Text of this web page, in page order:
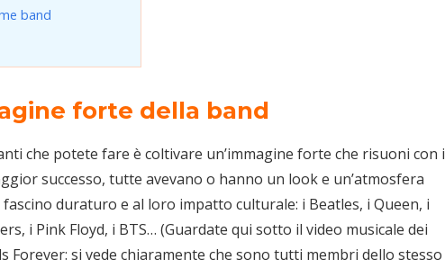
band
forte della band
che potete fare è coltivare un’immagine forte che risuoni con i
successo, tutte avevano o hanno un look e un’atmosfera
duraturo e al loro impatto culturale: i Beatles, i Queen, i
i Pink Floyd, i BTS… (Guardate qui sotto il video musicale dei
Forever: si vede chiaramente che sono tutti membri dello stesso